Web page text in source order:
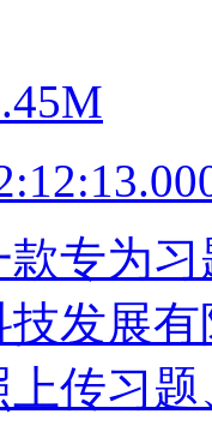
专为
发展
上传习